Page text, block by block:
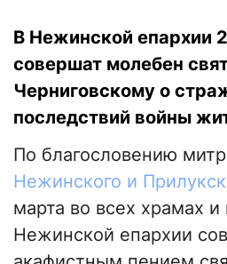
В Нежинской епархии
совершат молебен
Черниговскому о
последствий войны
По благословению
Нежинского и
марта во всех храмах
Нежинской епархии